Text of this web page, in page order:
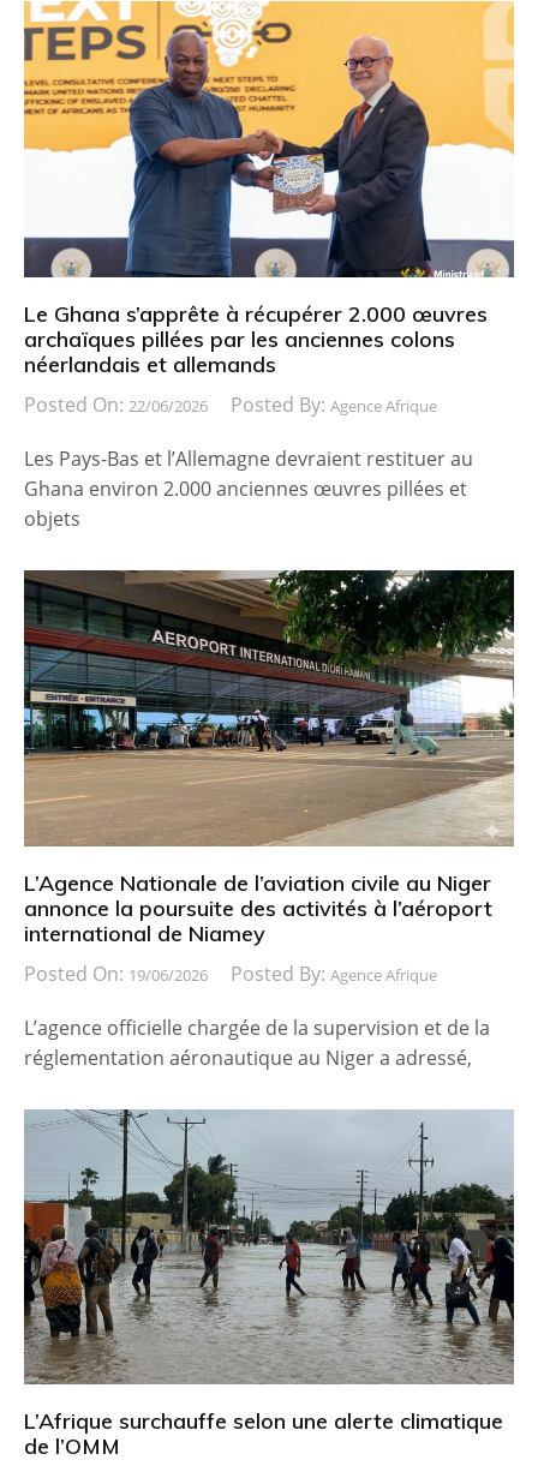
Le Ghana s’apprête à récupérer 2.000 œuvres
archaïques pillées par les anciennes colons
néerlandais et allemands
Posted On: 22/06/2026 Posted By: Agence Afrique
Les Pays-Bas et l’Allemagne devraient restituer au
Ghana environ 2.000 anciennes œuvres pillées et
objets
L’Agence Nationale de l’aviation civile au Niger
annonce la poursuite des activités à l’aéroport
international de Niamey
Posted On: 19/06/2026 Posted By: Agence Afrique
L’agence officielle chargée de la supervision et de la
réglementation aéronautique au Niger a adressé,
L’Afrique surchauffe selon une alerte climatique
de l’OMM